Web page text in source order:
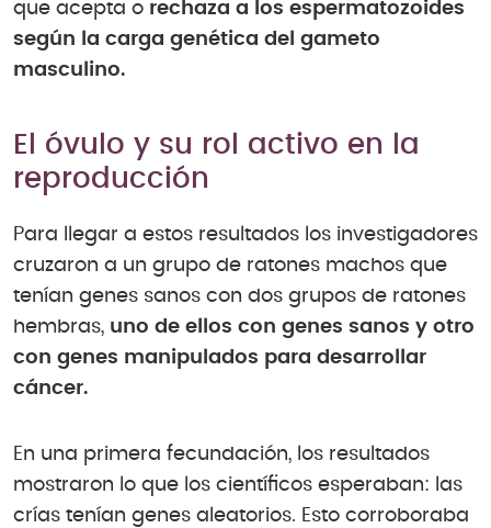
que acepta o rechaza a los espermatozoides
según la carga genética del gameto
masculino.
El óvulo y su rol activo en la
reproducción
Para llegar a estos resultados los investigadores
cruzaron a un grupo de ratones machos que
tenían genes sanos con dos grupos de ratones
hembras, uno de ellos con genes sanos y otro
con genes manipulados para desarrollar
cáncer.
En una primera fecundación, los resultados
mostraron lo que los científicos esperaban: las
crías tenían genes aleatorios. Esto corroboraba